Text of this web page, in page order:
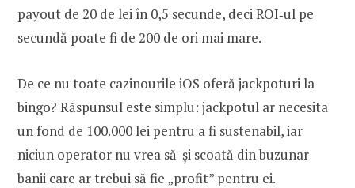
payout de 20 de lei în 0,5 secunde, deci ROI‑ul pe
secundă poate fi de 200 de ori mai mare.
De ce nu toate cazinourile iOS oferă jackpoturi la
bingo? Răspunsul este simplu: jackpotul ar necesita
un fond de 100.000 lei pentru a fi sustenabil, iar
niciun operator nu vrea să-și scoată din buzunar
banii care ar trebui să fie „profit” pentru ei.